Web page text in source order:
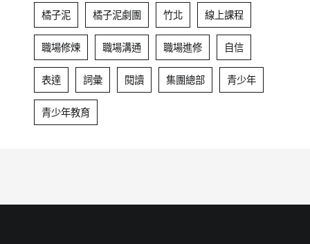
橘子泥 橘子泥劇團 竹北 線上課程
職場修煉 職場溝通 職場進修 自信
表達 詞彙 閱讀 集團總部 青少年
青少年教育